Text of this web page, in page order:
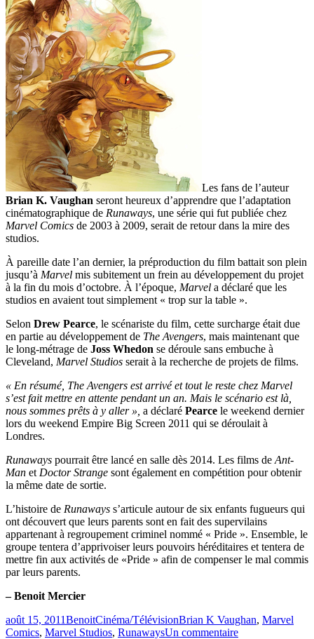
Les fans de l’auteur
Brian K. Vaughan seront heureux d’apprendre que l’adaptation
cinématographique de Runaways, une série qui fut publiée chez
Marvel Comics de 2003 à 2009, serait de retour dans la mire des
studios.
À pareille date l’an dernier, la préproduction du film battait son plein
jusqu’à Marvel mis subitement un frein au développement du projet
à la fin du mois d’octobre. À l’époque, Marvel a déclaré que les
studios en avaient tout simplement « trop sur la table ».
Selon Drew Pearce, le scénariste du film, cette surcharge était due
en partie au développement de The Avengers, mais maintenant que
le long-métrage de Joss Whedon se déroule sans embuche à
Cleveland, Marvel Studios serait à la recherche de projets de films.
« En résumé, The Avengers est arrivé et tout le reste chez Marvel
s’est fait mettre en attente pendant un an. Mais le scénario est là,
nous sommes prêts à y aller », a déclaré Pearce le weekend dernier
lors du weekend Empire Big Screen 2011 qui se déroulait à
Londres.
Runaways pourrait être lancé en salle dès 2014. Les films de Ant-
Man et Doctor Strange sont également en compétition pour obtenir
la même date de sortie.
L’histoire de Runaways s’articule autour de six enfants fugueurs qui
ont découvert que leurs parents sont en fait des supervilains
appartenant à regroupement criminel nommé « Pride ». Ensemble, le
groupe tentera d’apprivoiser leurs pouvoirs héréditaires et tentera de
mettre fin aux activités de «Pride » afin de compenser le mal commis
par leurs parents.
– Benoit Mercier
Publié
le
août 15, 2011BenoitCatégories
Cinéma/TélévisionÉtiquettes
Brian K Vaughan, Marvel
Comics, Marvel Studios, RunawaysUn commentairesur